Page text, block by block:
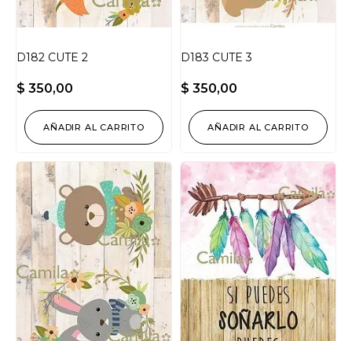
D182 CUTE 2
$ 350,00
AÑADIR AL CARRITO
D183 CUTE 3
$ 350,00
AÑADIR AL CARRITO